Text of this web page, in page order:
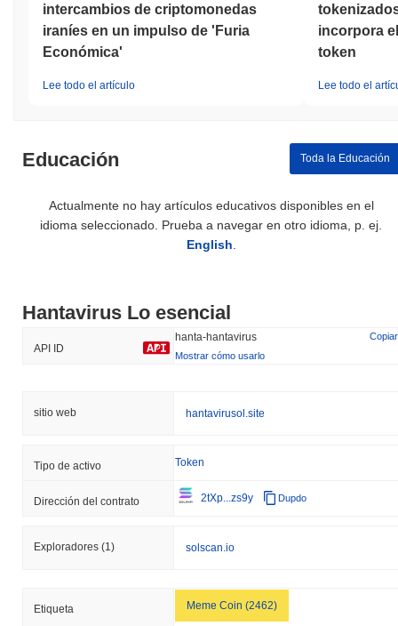
intercambios de criptomonedas
iraníes en un impulso de 'Furia
Económica'
Lee todo el artículo
incorpora
token
Lee todo el
Educación Toda la Educación
Actualmente no hay artículos educativos disponibles en el
idioma seleccionado. Prueba a navegar en otro idioma, p. ej.
English
Hantavirus Lo esencial
API ID
hanta-hantavirus
Copiar
Mostrar cómo usarlo
sitio web hantavirusol.site
Tipo de activo Token
Dirección del contrato 2tXp...zs9y Dupdo
Exploradores (1) solscan.io
Etiqueta Meme Coin (2462)